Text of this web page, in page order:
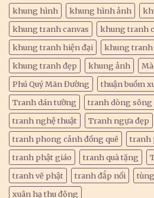
khung hình
khung hình ảnh
khung tranh canvas
khung tranh
khung tranh hiện đại
khung tranh
khung tranh đẹp
khung ảnh
Phú Quý Mãn Đường
thuận buồm
Tranh dán tường
tranh dòng sông
tranh nghệ thuật
Tranh ngựa đẹp
tranh phong cảnh đồng quê
tranh
tranh phật giáo
tranh quà tặng
tranh vẽ phật
tranh đắp nổi
xuân hạ thu đông